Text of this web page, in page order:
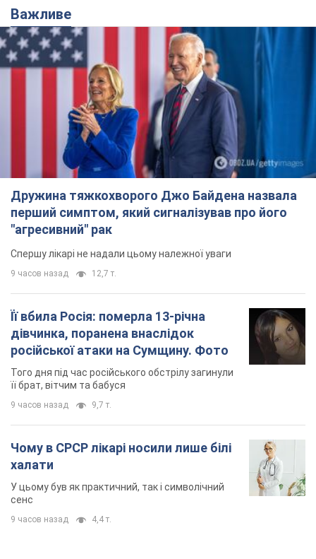
Важливе
Дружина тяжкохворого Джо Байдена назвала
перший симптом, який сигналізував про його
"агресивний" рак
Спершу лікарі не надали цьому належної уваги
9 часов назад 12,7 т.
Її вбила Росія: померла 13-річна
дівчинка, поранена внаслідок
російської атаки на Сумщину. Фото
Того дня під час російського обстрілу загинули
її брат, вітчим та бабуся
9 часов назад 9,7 т.
Чому в СРСР лікарі носили лише білі
халати
У цьому був як практичний, так і символічний
сенс
9 часов назад 4,4 т.